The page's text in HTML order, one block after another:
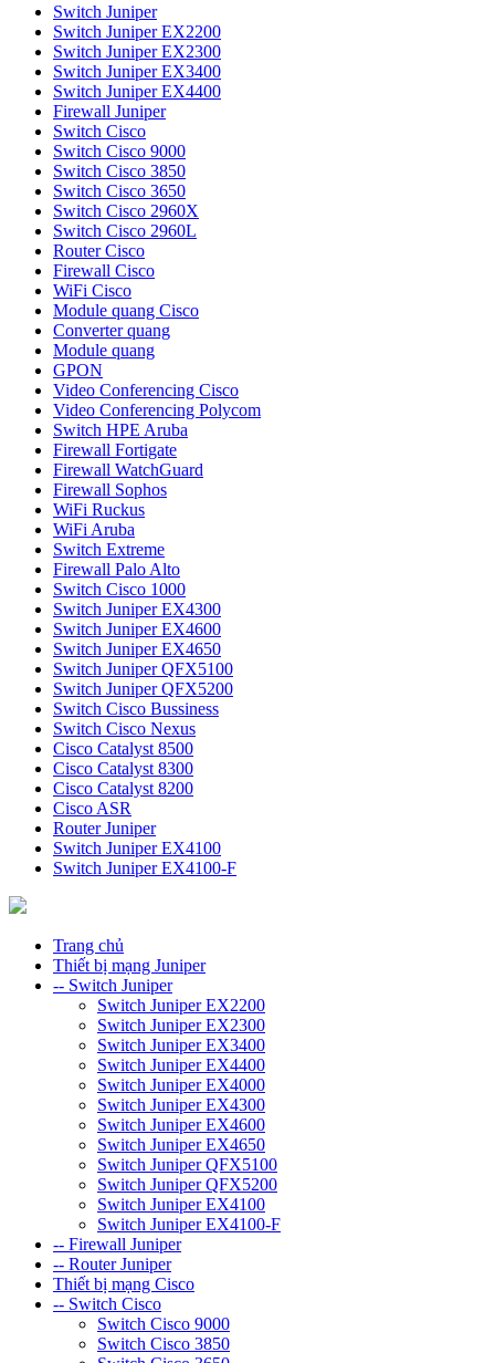
Switch Juniper
Switch Juniper EX2200
Switch Juniper EX2300
Switch Juniper EX3400
Switch Juniper EX4400
Firewall Juniper
Switch Cisco
Switch Cisco 9000
Switch Cisco 3850
Switch Cisco 3650
Switch Cisco 2960X
Switch Cisco 2960L
Router Cisco
Firewall Cisco
WiFi Cisco
Module quang Cisco
Converter quang
Module quang
GPON
Video Conferencing Cisco
Video Conferencing Polycom
Switch HPE Aruba
Firewall Fortigate
Firewall WatchGuard
Firewall Sophos
WiFi Ruckus
WiFi Aruba
Switch Extreme
Firewall Palo Alto
Switch Cisco 1000
Switch Juniper EX4300
Switch Juniper EX4600
Switch Juniper EX4650
Switch Juniper QFX5100
Switch Juniper QFX5200
Switch Cisco Bussiness
Switch Cisco Nexus
Cisco Catalyst 8500
Cisco Catalyst 8300
Cisco Catalyst 8200
Cisco ASR
Router Juniper
Switch Juniper EX4100
Switch Juniper EX4100-F
Trang chủ
Thiết bị mạng Juniper
-- Switch Juniper
Switch Juniper EX2200
Switch Juniper EX2300
Switch Juniper EX3400
Switch Juniper EX4400
Switch Juniper EX4000
Switch Juniper EX4300
Switch Juniper EX4600
Switch Juniper EX4650
Switch Juniper QFX5100
Switch Juniper QFX5200
Switch Juniper EX4100
Switch Juniper EX4100-F
-- Firewall Juniper
-- Router Juniper
Thiết bị mạng Cisco
-- Switch Cisco
Switch Cisco 9000
Switch Cisco 3850